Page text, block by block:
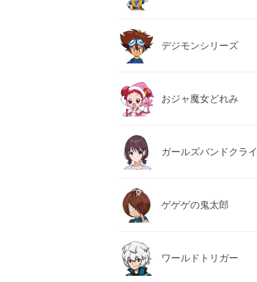
デジモンシリーズ
おジャ魔女どれみ
ガールズバンドクライ
ゲゲゲの鬼太郎
ワールドトリガー